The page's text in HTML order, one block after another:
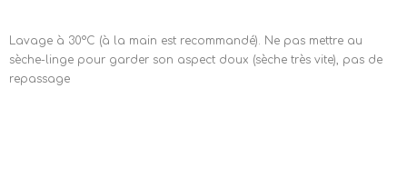
Lavage à 30°C (à la main est recommandé). Ne pas mettre au
sèche-linge pour garder son aspect doux (sèche très vite), pas de
repassage